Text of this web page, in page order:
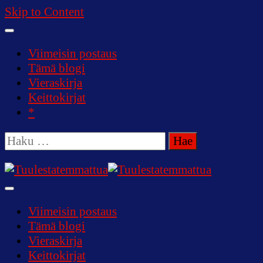
Skip to Content
Viimeisin postaus
Tämä blogi
Vieraskirja
Keittokirjat
*
Haku:
Tuulestatemmattua
Viimeisin postaus
Tämä blogi
Vieraskirja
Keittokirjat